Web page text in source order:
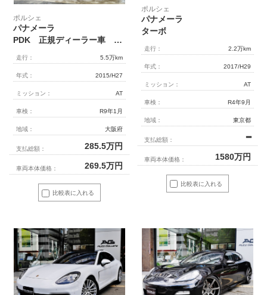
比較表に入れる
ポルシェ
パナメーラ
PDK 正規ディーラー車 右ハンドル
走行： 5.5万km
年式： 2015/H27
ミッション： AT
車検： R9年1月
地域： 大阪府
支払総額： 285.5万円
車両本体価格： 269.5万円
比較表に入れる
ポルシェ
パナメーラ
ターボ
走行： 2.2万km
年式： 2017/H29
ミッション： AT
車検： R4年9月
地域： 東京都
支払総額： ━
車両本体価格： 1580万円